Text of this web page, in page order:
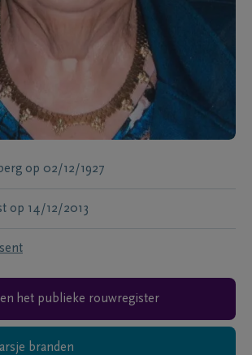
op 02/12/1927
op 14/12/2013
het publieke rouwregister
branden